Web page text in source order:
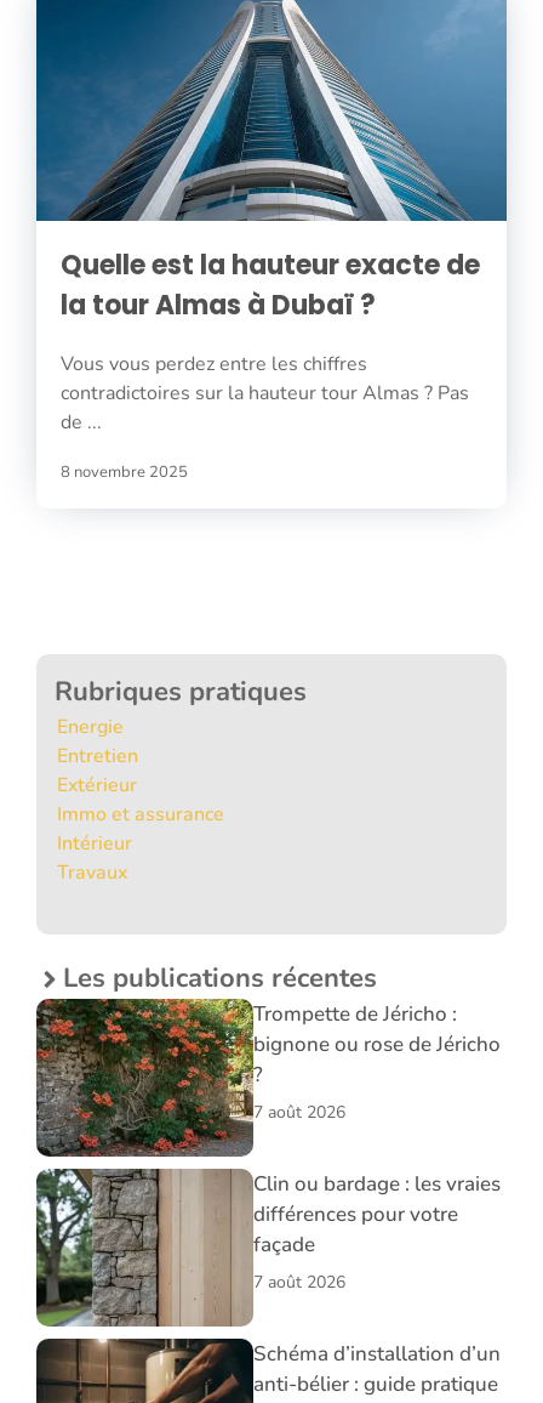
Quelle est la hauteur exacte de
la tour Almas à Dubaï ?
Vous vous perdez entre les chiffres
contradictoires sur la hauteur tour Almas ? Pas
de ...
8 novembre 2025
Rubriques pratiques
Energie
Entretien
Extérieur
Immo et assurance
Intérieur
Travaux
Les publications récentes
Trompette de Jéricho :
bignone ou rose de Jéricho
?
7 août 2026
Clin ou bardage : les vraies
différences pour votre
façade
7 août 2026
Schéma d’installation d’un
anti-bélier : guide pratique